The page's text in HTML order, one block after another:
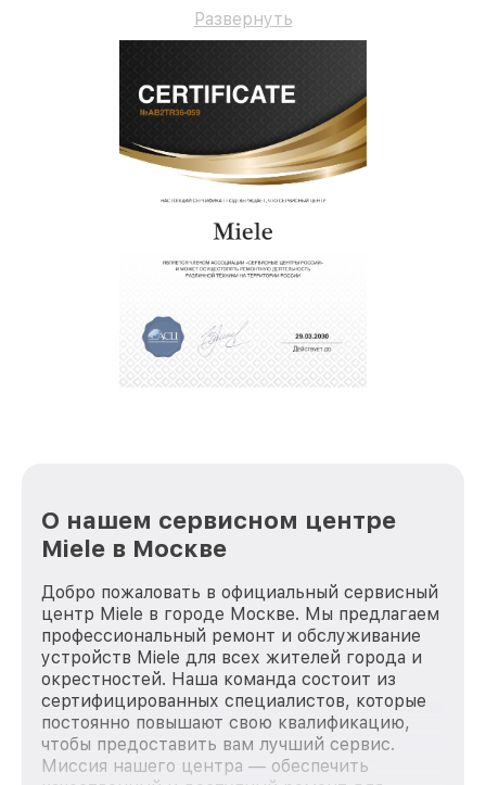
Развернуть
О нашем сервисном центре
Miele в Москве
Добро пожаловать в официальный сервисный
центр Miele в городе Москве. Мы предлагаем
профессиональный ремонт и обслуживание
устройств Miele для всех жителей города и
окрестностей. Наша команда состоит из
сертифицированных специалистов, которые
постоянно повышают свою квалификацию,
чтобы предоставить вам лучший сервис.
Миссия нашего центра — обеспечить